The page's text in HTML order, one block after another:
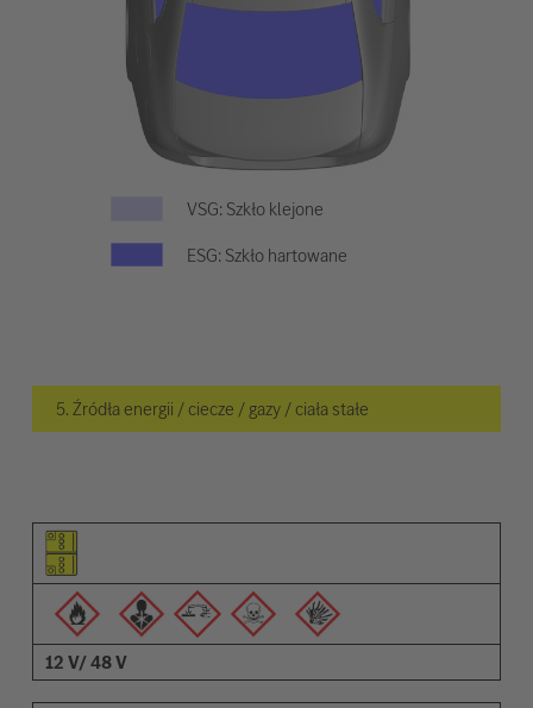
VSG: Szkło klejone
ESG: Szkło hartowane
5. Źródła energii / ciecze / gazy / ciała stałe
Piktogram elementu
Piktogramy ostrzeżeń
Opis
12 V/ 48 V